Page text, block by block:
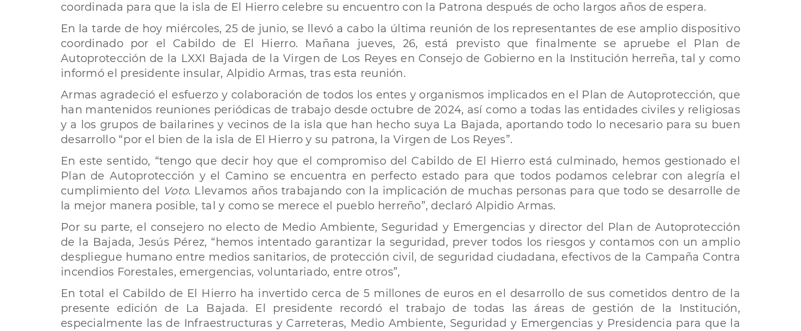
coordinada para que la isla de El Hierro celebre su encuentro con la Patrona después de ocho largos años de espera.
En la tarde de hoy miércoles, 25 de junio, se llevó a cabo la última reunión de los representantes de ese amplio dispositivo
coordinado por el Cabildo de El Hierro. Mañana jueves, 26, está previsto que finalmente se apruebe el Plan de
Autoprotección de la LXXI Bajada de la Virgen de Los Reyes en Consejo de Gobierno en la Institución herreña, tal y como
informó el presidente insular, Alpidio Armas, tras esta reunión.
Armas agradeció el esfuerzo y colaboración de todos los entes y organismos implicados en el Plan de Autoprotección, que
han mantenidos reuniones periódicas de trabajo desde octubre de 2024, así como a todas las entidades civiles y religiosas
y a los grupos de bailarines y vecinos de la isla que han hecho suya La Bajada, aportando todo lo necesario para su buen
desarrollo “por el bien de la isla de El Hierro y su patrona, la Virgen de Los Reyes”.
En este sentido, “tengo que decir hoy que el compromiso del Cabildo de El Hierro está culminado, hemos gestionado el
Plan de Autoprotección y el Camino se encuentra en perfecto estado para que todos podamos celebrar con alegría el
cumplimiento del
Voto. Llevamos años trabajando con la implicación de muchas personas para que todo se desarrolle de
la mejor manera posible, tal y como se merece el pueblo herreño”, declaró Alpidio Armas.
Por su parte, el consejero no electo de Medio Ambiente, Seguridad y Emergencias y director del Plan de Autoprotección
de la Bajada, Jesús Pérez, “hemos intentado garantizar la seguridad, prever todos los riesgos y contamos con un amplio
despliegue humano entre medios sanitarios, de protección civil, de seguridad ciudadana, efectivos de la Campaña Contra
incendios Forestales, emergencias, voluntariado, entre otros”,
En total el Cabildo de El Hierro ha invertido cerca de 5 millones de euros en el desarrollo de sus cometidos dentro de la
presente edición de La Bajada. El presidente recordó el trabajo de todas las áreas de gestión de la Institución,
especialmente las de Infraestructuras y Carreteras, Medio Ambiente, Seguridad y Emergencias y Presidencia para que la